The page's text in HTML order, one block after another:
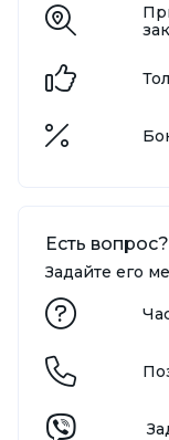
Есть вопрос?
Задайте его